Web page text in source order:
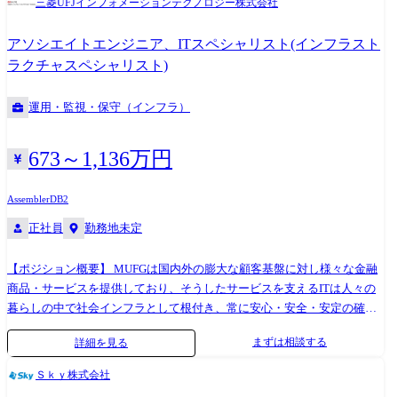
最適化とリスク管理を行い、プロジェクトを完遂に導く。 3.高度な不具
合解析と品質改善のリード: UFSデバイス実機における複雑な不具合事象
ドバックから修正後の改善効果確認までを一貫して主導する 4.自社独自
発など、ハード・ソフト両面から検証環境をゼロから構築・高度化する
5.AI・統計を用いた評価プロセスのDX推進: 膨大なテストデータの解析
後)上記の通り (変更の範囲)その他会社が指示する業務 【使用ツール】
三菱UFJインフォメーションテクノロジー株式会社
アソシエイトエンジニア、ITスペシャリスト(インフラスト
ラクチャスペシャリスト)
運用・監視・保守（インフラ）
673～1,136万円
AssemblerDB2
正社員 勤務地未定
【ポジション概要】 MUFGは国内外の膨大な顧客基盤に対し様々な金融
商品・サービスを提供しており、そうしたサービスを支えるITは人々の
暮らしの中で社会インフラとして根付き、常に安心・安全・安定の確保
が求められています。 数ある銀行システムの中でも最重要となる勘定系
システムをメインフレーム上で稼働させており、そのシステム稼働の安
詳細を見る まずは相談する
Ｓｋｙ株式会社